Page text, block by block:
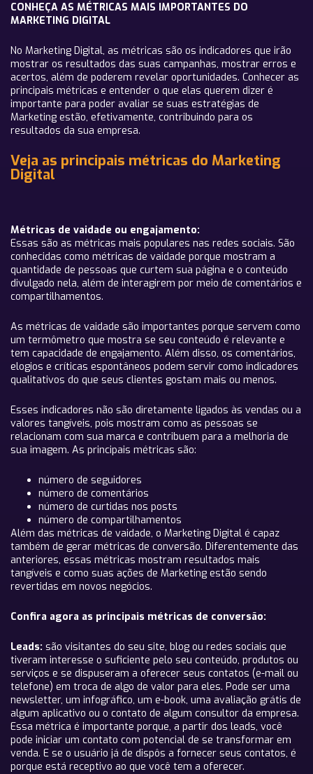
CONHEÇA AS MÉTRICAS MAIS IMPORTANTES DO
MARKETING DIGITAL
No Marketing Digital, as métricas são os indicadores que irão
mostrar os resultados das suas campanhas, mostrar erros e
acertos, além de poderem revelar oportunidades. Conhecer as
principais métricas e entender o que elas querem dizer é
importante para poder avaliar se suas estratégias de
Marketing estão, efetivamente, contribuindo para os
resultados da sua empresa.
Veja as principais métricas do Marketing
Digital
Métricas de vaidade ou engajamento:
Essas são as métricas mais populares nas redes sociais. São
conhecidas como métricas de vaidade porque mostram a
quantidade de pessoas que curtem sua página e o conteúdo
divulgado nela, além de interagirem por meio de comentários e
compartilhamentos.
As métricas de vaidade são importantes porque servem como
um termômetro que mostra se seu conteúdo é relevante e
tem capacidade de engajamento. Além disso, os comentários,
elogios e críticas espontâneos podem servir como indicadores
qualitativos do que seus clientes gostam mais ou menos.
Esses indicadores não são diretamente ligados às vendas ou a
valores tangíveis, pois mostram como as pessoas se
relacionam com sua marca e contribuem para a melhoria de
sua imagem. As principais métricas são:
número de seguidores
número de comentários
número de curtidas nos posts
número de compartilhamentos
Além das métricas de vaidade, o Marketing Digital é capaz
também de gerar métricas de conversão. Diferentemente das
anteriores, essas métricas mostram resultados mais
tangíveis e como suas ações de Marketing estão sendo
revertidas em novos negócios.
Confira agora as principais métricas de conversão:
Leads: são visitantes do seu site, blog ou redes sociais que
tiveram interesse o suficiente pelo seu conteúdo, produtos ou
serviços e se dispuseram a oferecer seus contatos (e-mail ou
telefone) em troca de algo de valor para eles. Pode ser uma
newsletter, um infográfico, um e-book, uma avaliação grátis de
algum aplicativo ou o contato de algum consultor da empresa.
Essa métrica é importante porque, a partir dos leads, você
pode iniciar um contato com potencial de se transformar em
venda. E se o usuário já de dispôs a fornecer seus contatos, é
porque está receptivo ao que você tem a oferecer.